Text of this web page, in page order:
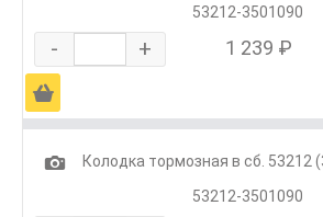
53212-3501090
- + 1 239 ₽
Ä
1
Колодка тормозная в сб. 53212
53212-3501090